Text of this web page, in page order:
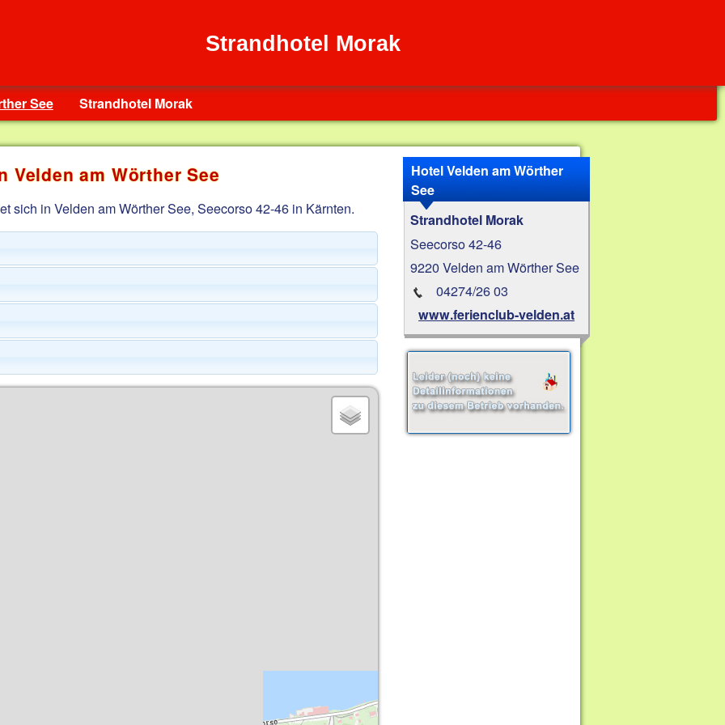
Strandhotel Morak
See Strandhotel Morak
Velden am Wörther See
sich in Velden am Wörther See, Seecorso 42-46 in Kärnten.
Hotel Velden am Wörther
See
Strandhotel Morak
Seecorso 42-46
9220 Velden am Wörther See
04274/26 03
www.ferienclub-velden.at